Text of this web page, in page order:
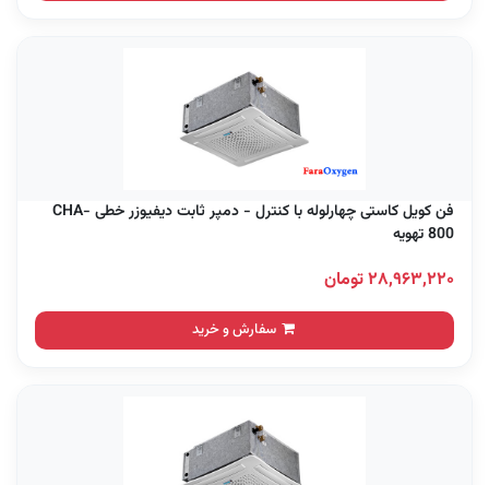
فن کویل کاستی چهارلوله با کنترل - دمپر ثابت دیفیوزر خطی CHA-
800 تهویه
۲۸,۹۶۳,۲۲۰ تومان
سفارش و خرید